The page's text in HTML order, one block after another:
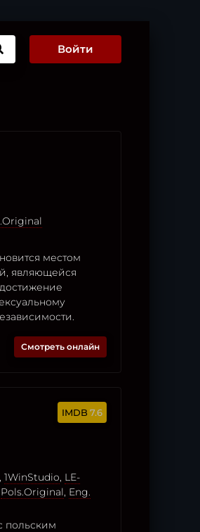
Войти
местом
являющейся
Смотреть онлайн
7.6
, 1WinStudio, LE-
Pols.Original, Eng.
польским